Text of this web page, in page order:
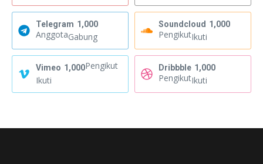
Telegram 1,000
AnggotaGabung
Soundcloud 1,000
PengikutIkuti
Vimeo 1,000Pengikut
Ikuti
Dribbble 1,000
PengikutIkuti